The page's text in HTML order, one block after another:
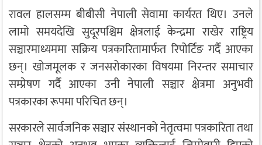
रावल हालसम्म बीबीसी नेपाली सेवामा कार्यरत थिए। उनले
लामो समयदेखि सुदूरपश्चिम क्षेत्रलाई केन्द्रमा राखेर राष्ट्रिय
सञ्चारमाध्यममा सक्रिय पत्रकारितामार्फत रिपोर्टिङ गर्दै आएका
छन्। खोजमूलक र जनसरोकारका विषयमा निरन्तर समाचार
सम्प्रेषण गर्दै आएका उनी नेपाली सञ्चार क्षेत्रमा अनुभवी
पत्रकारका रूपमा परिचित छन्।
सरकारले सार्वजनिक सञ्चार संस्थानको नेतृत्वमा पत्रकारिता तथा